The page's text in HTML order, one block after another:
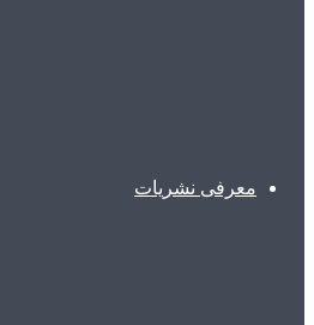
معرفی نشریات